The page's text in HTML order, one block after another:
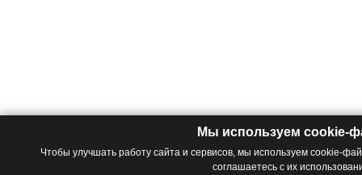
Мы используем cookie-
Чтобы улучшать работу сайта и сервисов, мы используем cookie-
соглашаетесь с их